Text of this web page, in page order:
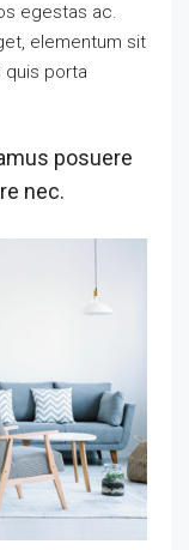
egestas ac.
elementum sit
quis porta
posuere
nec.